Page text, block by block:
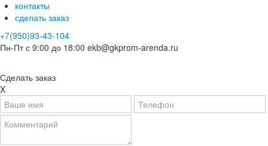
контакты
сделать заказ
+7(950)93-43-104
Пн-Пт с 9:00 до 18:00 ekb@gkprom-arenda.ru
Сделать заказ
X